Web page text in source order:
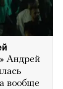
Андрей
вообще